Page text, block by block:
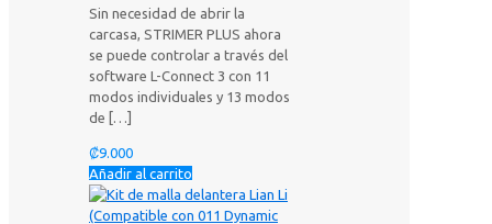
Sin necesidad de abrir la
carcasa, STRIMER PLUS ahora
se puede controlar a través del
software L-Connect 3 con 11
modos individuales y 13 modos
de […]
₡9.000
Añadir al carrito